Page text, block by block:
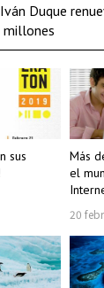
sus
Más
el
20
Duque
millones